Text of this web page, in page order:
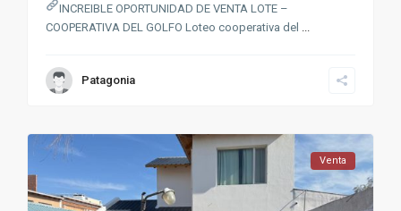
INCREIBLE OPORTUNIDAD DE VENTA LOTE –
COOPERATIVA DEL GOLFO Loteo cooperativa del ...
Patagonia
Venta